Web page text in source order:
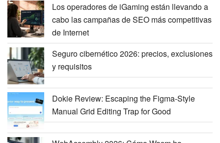
Los operadores de iGaming están llevando a
cabo las campañas de SEO más competitivas
de Internet
Seguro cibernético 2026: precios, exclusiones
y requisitos
Dokie Review: Escaping the Figma-Style
Manual Grid Editing Trap for Good